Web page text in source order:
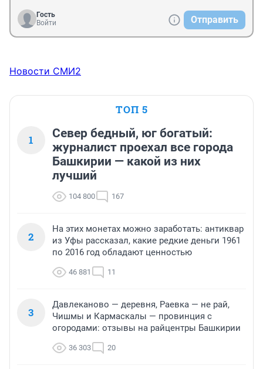
Гость
Войти
Отправить
Новости СМИ2
ТОП 5
1
Север бедный, юг богатый:
журналист проехал все города
Башкирии — какой из них
лучший
104 800 167
2
На этих монетах можно заработать: антиквар
из Уфы рассказал, какие редкие деньги 1961
по 2016 год обладают ценностью
46 881 11
3
Давлеканово — деревня, Раевка — не рай,
Чишмы и Кармаскалы — провинция с
огородами: отзывы на райцентры Башкирии
36 303 20